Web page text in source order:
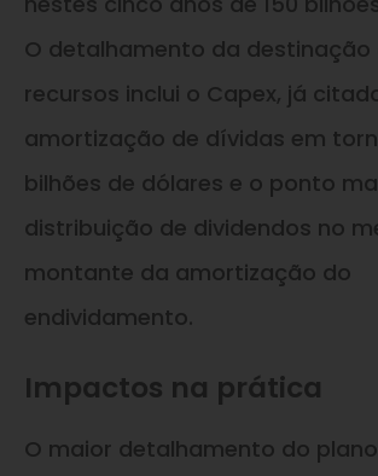
O detalhamento da destinação
recursos inclui o Capex, já
amortização de dívidas em
bilhões de dólares e o ponto
distribuição de dividendos no
montante da amortização do
endividamento.
Impactos na prática
O maior detalhamento do